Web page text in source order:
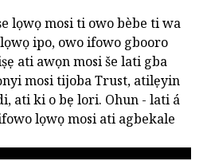
lọwọ mosi ti owo bèbe ti wa
ipo, owo ifowo gbooro
ati awọn mosi še lati gba
mosi tijoba Trust, atilẹyin
ati ki o bẹ lori. Ohun - lati á
lọwọ mosi ati agbekale